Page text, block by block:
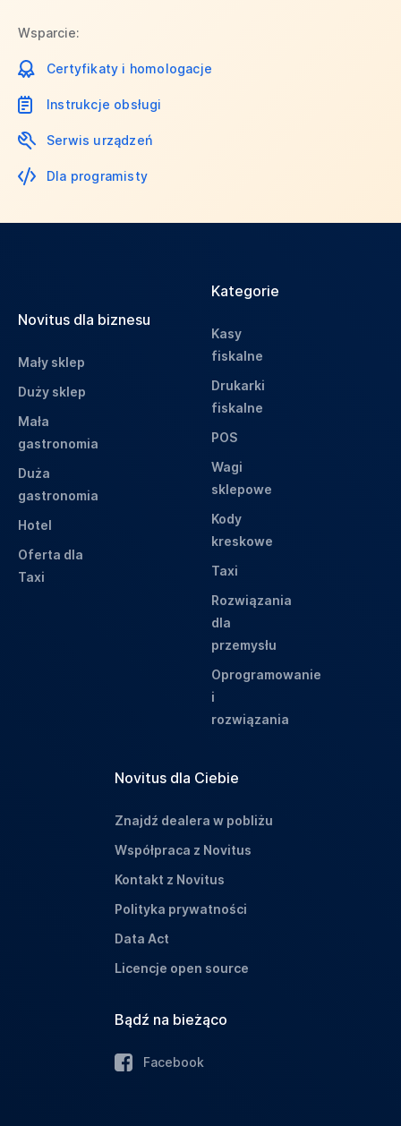
Wsparcie:
Certyfikaty i homologacje
Instrukcje obsługi
Serwis urządzeń
Dla programisty
Novitus dla biznesu
Mały sklep
Duży sklep
Mała
gastronomia
Duża
gastronomia
Hotel
Oferta dla
Taxi
Kategorie
Kasy
fiskalne
Drukarki
fiskalne
POS
Wagi
sklepowe
Kody
kreskowe
Taxi
Rozwiązania
dla
przemysłu
Oprogramowanie
i
rozwiązania
Novitus dla Ciebie
Znajdź dealera w pobliżu
Współpraca z Novitus
Kontakt z Novitus
Polityka prywatności
Data Act
Licencje open source
Bądź na bieżąco
Facebook